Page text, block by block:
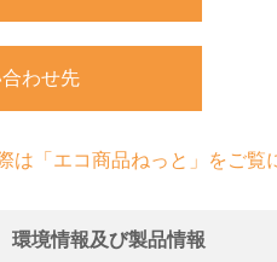
わせ先
は「エコ商品ねっと」をご覧
環境情報及び製品情報